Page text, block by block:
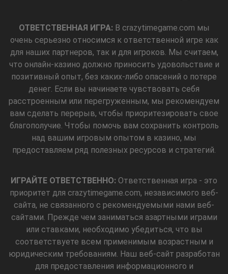
ОТВЕТСТВЕННАЯ ИГРА: В crazytimegame.com мы
очень серьезно относимся к ответственной игре как
для наших партнеров, так и для игроков. Мы считаем,
что онлайн-казино должно приносить удовольствие и
позитивный опыт, без каких-либо опасений о потере
денег. Если вы начинаете чувствовать себя
расстроенным или перегруженным, мы рекомендуем
вам сделать перерыв, чтобы приоритезировать свое
благополучие. Чтобы помочь вам сохранить контроль
над вашим игровым опытом в казино, мы
предоставляем ряд полезных ресурсов и стратегий.
ИГРАЙТЕ ОТВЕТСТВЕННО: Ответственная игра - это
приоритет для crazytimegame.com, независимого веб-
сайта, не связанного с рекомендуемыми нами веб-
сайтами. Прежде чем заниматься азартными играми
или ставками, необходимо убедиться, что вы
соответствуете всем применимым возрастным и
юридическим требованиям. Наш веб-сайт разработан
для предоставления информационного и